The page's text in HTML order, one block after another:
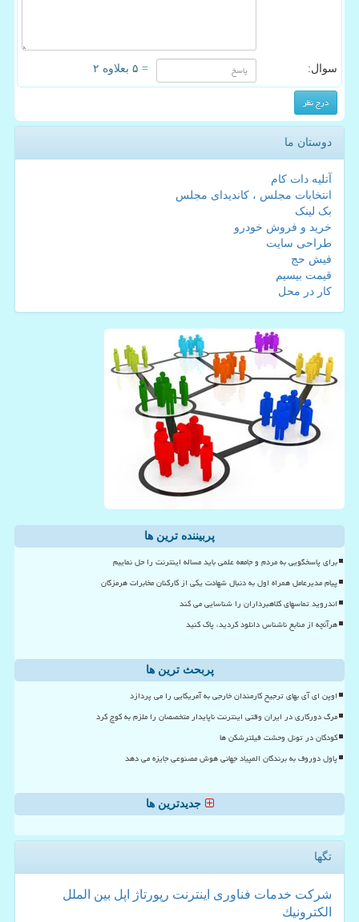
سوال: = ۵ بعلاوه ۲
دوستان ما
آتلیه دات کام
انتخابات مجلس ، کاندیدای مجلس
بک لینک
خرید و فروش خودرو
طراحی سایت
فیش حج
قیمت بیسیم
کار در محل
پربیننده ترین ها
برای پاسخگویی به مردم و جامعه علمی باید مساله اینترنت را حل نماییم
پیام مدیرعامل همراه اول به دنبال شهادت یکی از کارکنان مخابرات هرمزگان
اندروید تماسهای کلاهبرداران را شناسایی می کند
هرآنچه از منابع ناشناس دانلود کردید، پاک کنید
پربحث ترین ها
اوپن ای آی بهای ترجیح کارمندان خارجی به آمریکایی را می پردازد
مرگ دورکاری در ایران وقتی اینترنت ناپایدار متخصصان را ملزم به کوچ کرد
کودکان در تونل وحشت فیلترشکن ها
پاول دوروف به برندگان المپیاد جهانی هوش مصنوعی جایزه می دهد
جدیدترین ها
تگها
شركت خدمات فناوری اینترنت رپورتاژ اپل بین الملل
الكترونیك